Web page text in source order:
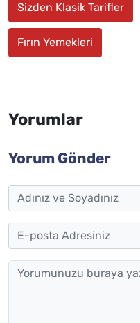
Sizden Klasik Tarifler
Fırın Yemekleri
Yorumlar
Yorum Gönder